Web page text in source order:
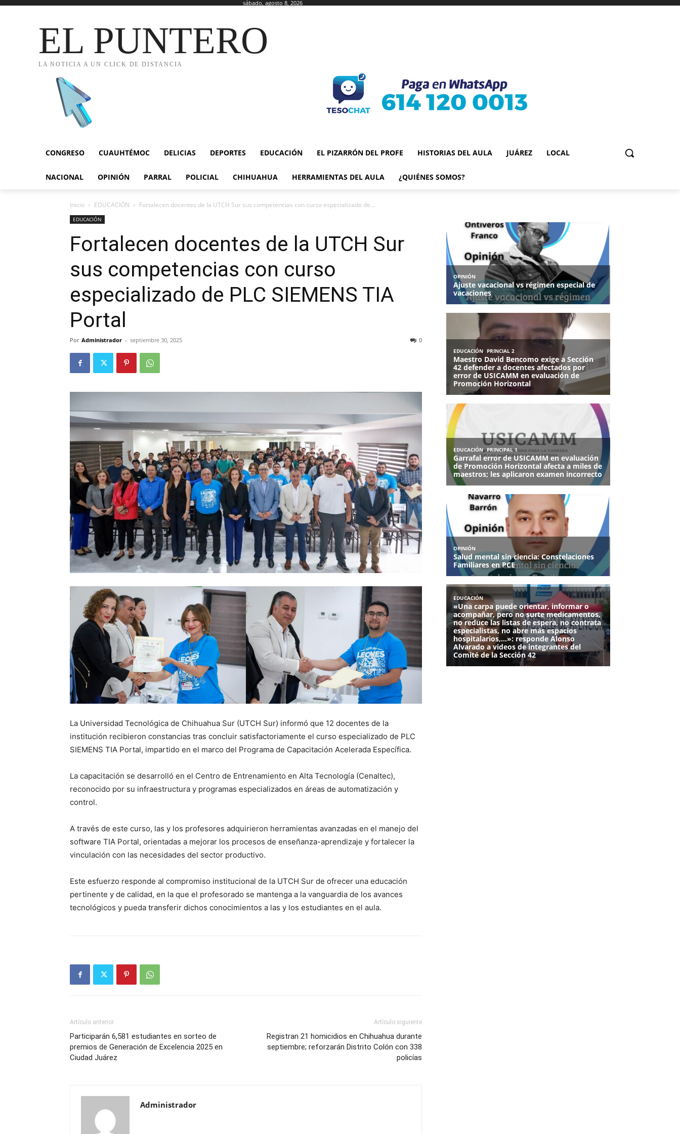
sábado, agosto 8, 2026
EL PUNTERO
LA NOTICIA A UN CLICK DE DISTANCIA
CONGRESO CUAUHTÉMOC DELICIAS DEPORTES EDUCACIÓN EL PIZARRÓN DEL PROFE HISTORIAS DEL AULA JUÁREZ LOCAL
NACIONAL OPINIÓN PARRAL POLICIAL CHIHUAHUA HERRAMIENTAS DEL AULA ¿QUIÉNES SOMOS?
Inicio EDUCACIÓN Fortalecen docentes de la UTCH Sur sus competencias con curso especializado de...
EDUCACIÓN
Fortalecen docentes de la UTCH Sur
sus competencias con curso
especializado de PLC SIEMENS TIA
Portal
Por Administrador - septiembre 30, 2025 0
La Universidad Tecnológica de Chihuahua Sur (UTCH Sur) informó que 12 docentes de la
institución recibieron constancias tras concluir satisfactoriamente el curso especializado de PLC
SIEMENS TIA Portal, impartido en el marco del Programa de Capacitación Acelerada Específica.
La capacitación se desarrolló en el Centro de Entrenamiento en Alta Tecnología (Cenaltec),
reconocido por su infraestructura y programas especializados en áreas de automatización y
control.
A través de este curso, las y los profesores adquirieron herramientas avanzadas en el manejo del
software TIA Portal, orientadas a mejorar los procesos de enseñanza-aprendizaje y fortalecer la
vinculación con las necesidades del sector productivo.
Este esfuerzo responde al compromiso institucional de la UTCH Sur de ofrecer una educación
pertinente y de calidad, en la que el profesorado se mantenga a la vanguardia de los avances
tecnológicos y pueda transferir dichos conocimientos a las y los estudiantes en el aula.
Artículo anterior
Participarán 6,581 estudiantes en sorteo de
premios de Generación de Excelencia 2025 en
Ciudad Juárez
Artículo siguiente
Registran 21 homicidios en Chihuahua durante
septiembre; reforzarán Distrito Colón con 338
policías
Administrador